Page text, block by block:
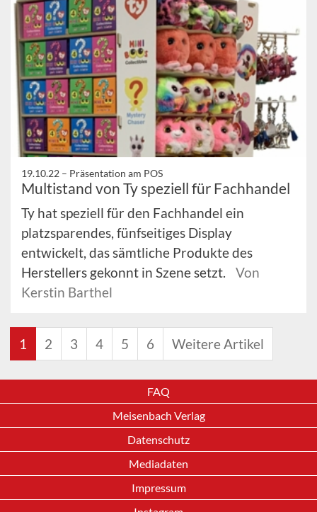
19.10.22 – Präsentation am POS
Multistand von Ty speziell für Fachhandel
Ty hat speziell für den Fachhandel ein
platzsparendes, fünfseitiges Display
entwickelt, das sämtliche Produkte des
Herstellers gekonnt in Szene setzt.
Von
Kerstin Barthel
1 2 3 4 5 6 Weitere Artikel
FAQ
Meisenbach Verlag
Datenschutz
Mediadaten
Impressum